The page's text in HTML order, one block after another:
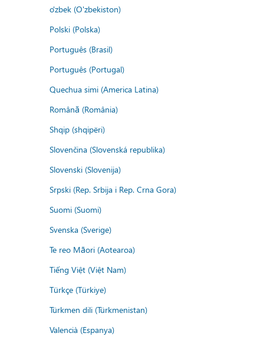
o'zbek (O'zbekiston)
Polski (Polska)
Português (Brasil)
Português (Portugal)
Quechua simi (America Latina)
Română (România)
Shqip (shqipëri)
Slovenčina (Slovenská republika)
Slovenski (Slovenija)
Srpski (Rep. Srbija i Rep. Crna Gora)
Suomi (Suomi)
Svenska (Sverige)
Te reo Māori (Aotearoa)
Tiếng Việt (Việt Nam)
Türkçe (Türkiye)
Türkmen dili (Türkmenistan)
Valencià (Espanya)